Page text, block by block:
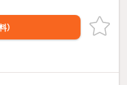
）